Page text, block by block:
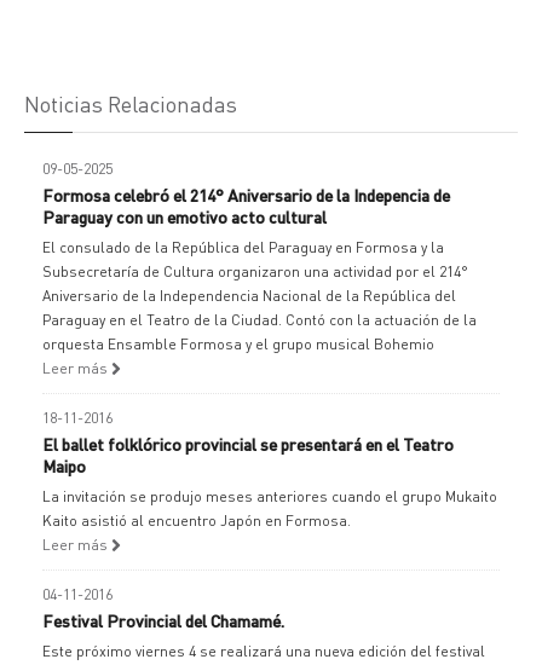
Noticias Relacionadas
09-05-2025
Formosa celebró el 214° Aniversario de la Indepencia de
Paraguay con un emotivo acto cultural
El consulado de la República del Paraguay en Formosa y la
Subsecretaría de Cultura organizaron una actividad por el 214°
Aniversario de la Independencia Nacional de la República del
Paraguay en el Teatro de la Ciudad. Contó con la actuación de la
orquesta Ensamble Formosa y el grupo musical Bohemio
Leer más
18-11-2016
El ballet folklórico provincial se presentará en el Teatro
Maipo
La invitación se produjo meses anteriores cuando el grupo Mukaito
Kaito asistió al encuentro Japón en Formosa.
Leer más
04-11-2016
Festival Provincial del Chamamé.
Este próximo viernes 4 se realizará una nueva edición del festival